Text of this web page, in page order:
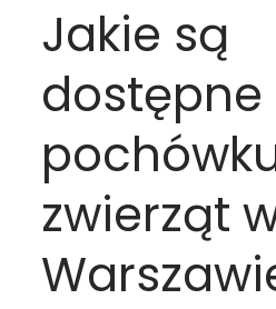
Jakie są
zwierząt